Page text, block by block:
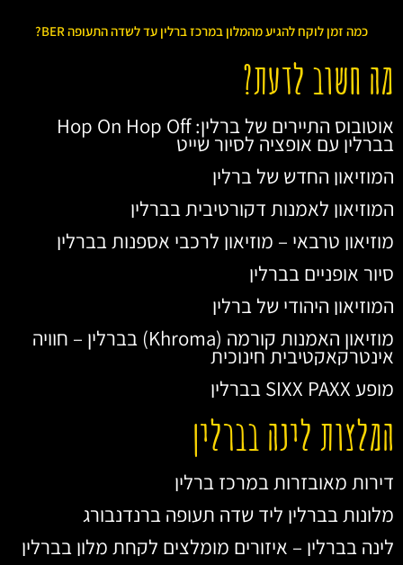
כמה זמן לוקח להגיע מהמלון במרכז ברלין עד לשדה התעופה BER?
מה חשוב לדעת?
אוטובוס התיירים של ברלין: Hop On Hop Off
בברלין עם אופציה לסיור שייט
המוזיאון החדש של ברלין
המוזיאון לאמנות דקורטיבית בברלין
מוזיאון טרבאי – מוזיאון לרכבי אספנות בברלין
סיור אופניים בברלין
המוזיאון היהודי של ברלין
מוזיאון האמנות קורמה (Khroma) בברלין – חוויה
אינטרקאקטיבית חינוכית
מופע SIXX PAXX בברלין
המלצות לינה בברלין
דירות מאובזרות במרכז ברלין
מלונות בברלין ליד שדה תעופה ברנדנבורג
לינה בברלין – איזורים מומלצים לקחת מלון בברלין